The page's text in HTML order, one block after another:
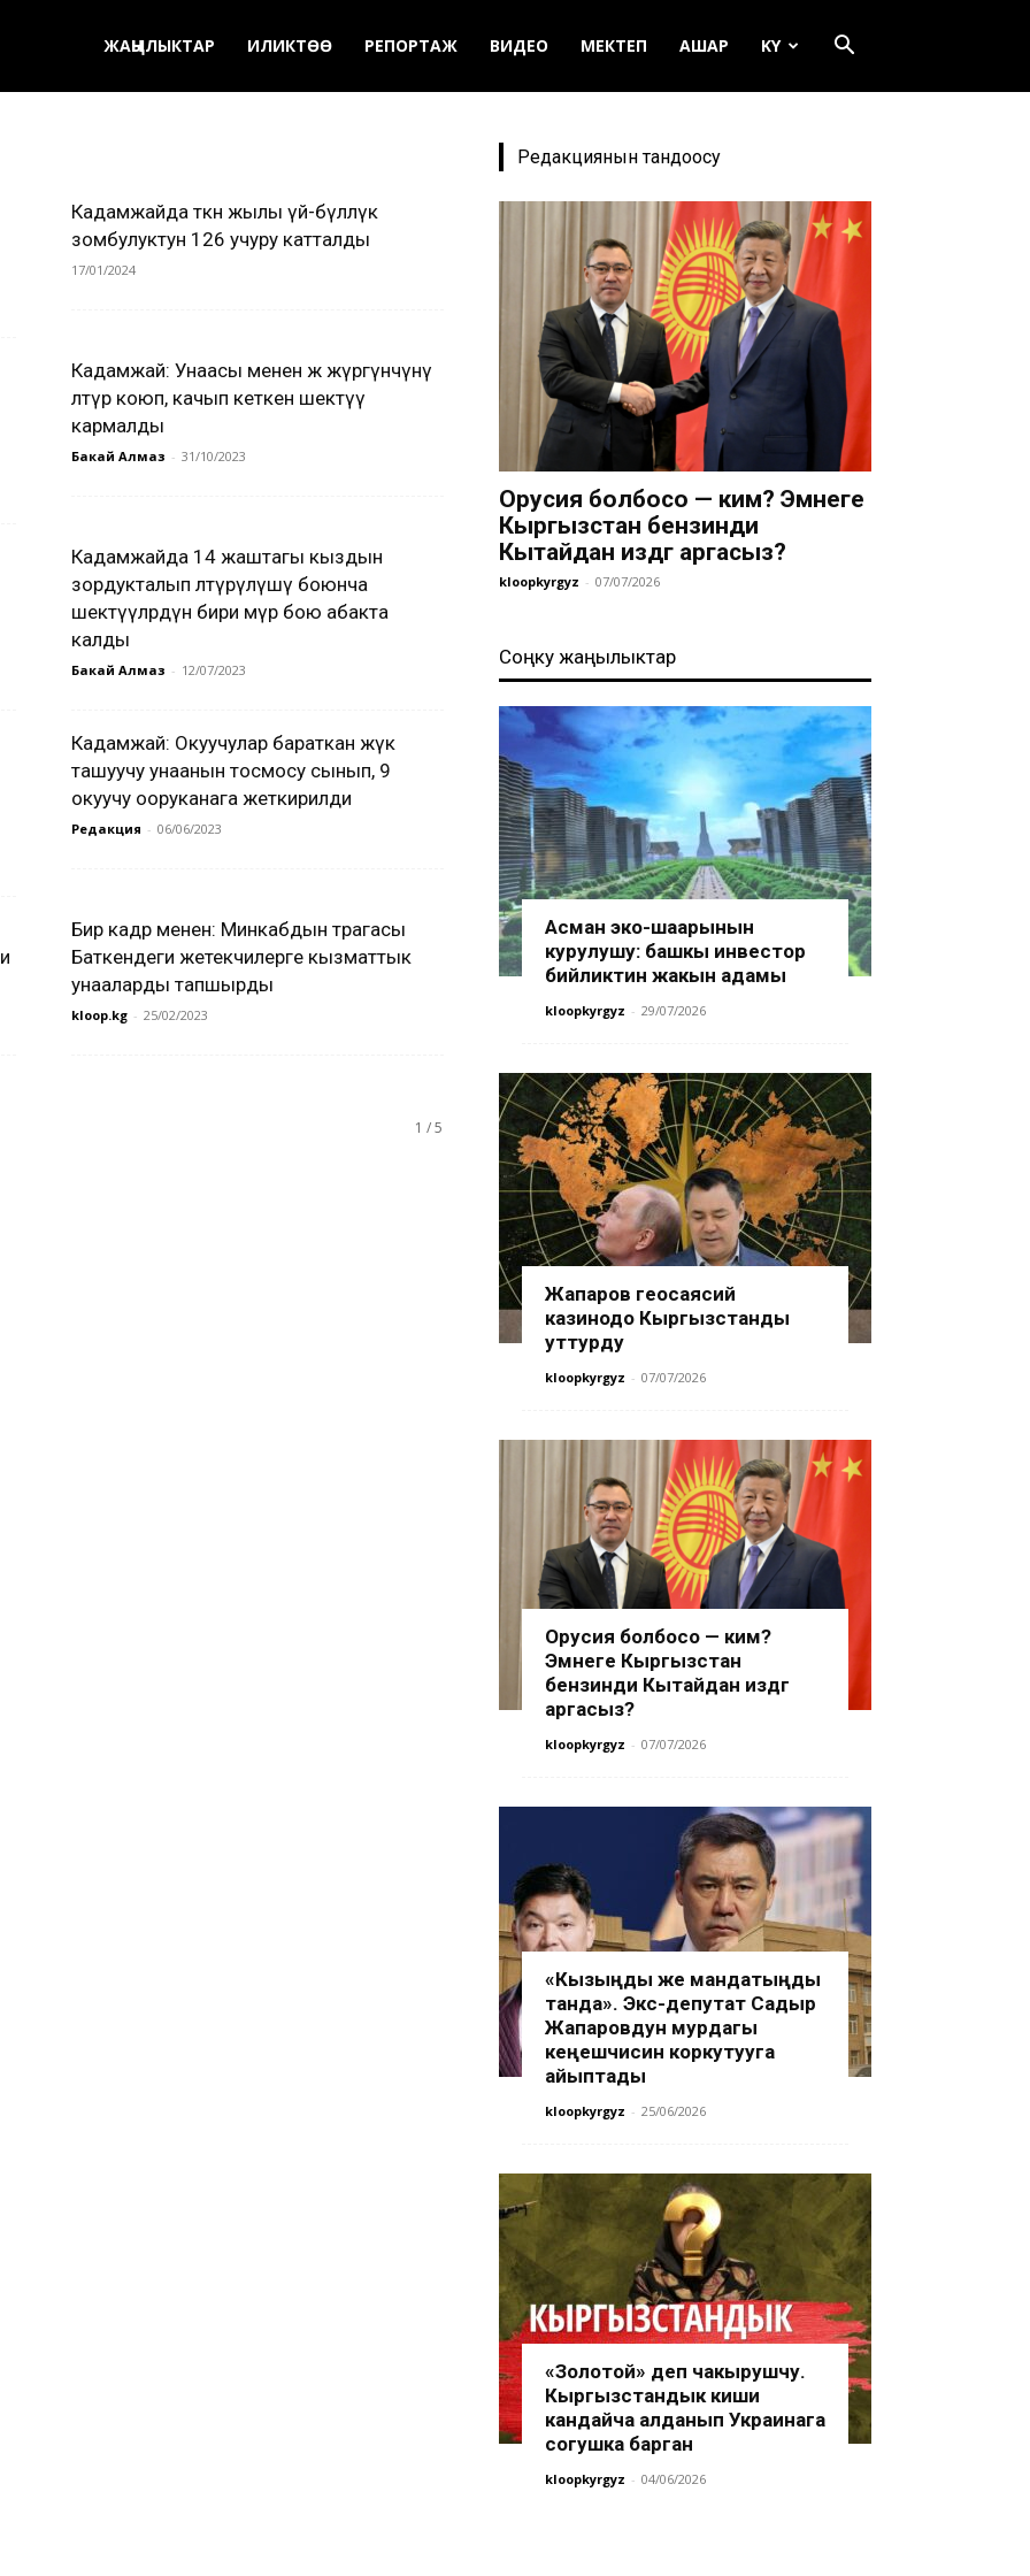
ЖАҢЫЛЫКТАР ИЛИКТӨӨ РЕПОРТАЖ ВИДЕО МЕКТЕП АШАР KY
Кадамжайда өткөн жылы үй-бүлөлүк
зомбулуктун 126 учуру катталды
17/01/2024
Кадамжай: Унаасы менен жөө жүргүнчүнү
өлтүрө коюп, качып кеткен шектүү
кармалды
Бакай Алмаз - 31/10/2023
Кадамжайда 14 жаштагы кыздын
зордукталып өлтүрүлүшү боюнча
шектүүлөрдүн бири өмүр бою абакта
калды
Бакай Алмаз - 12/07/2023
Кадамжай: Окуучулар бараткан жүк
ташуучу унаанын тосмосу сынып, 9
окуучу ооруканага жеткирилди
Редакция - 06/06/2023
Бир кадр менен: Минкабдын төрагасы
Баткендеги жетекчилерге кызматтык
унааларды тапшырды
kloop.kg - 25/02/2023
1 / 5
Редакциянын тандоосу
Орусия болбосо — ким? Эмнеге
Кыргызстан бензинди
Кытайдан издөөгө аргасыз?
kloopkyrgyz - 07/07/2026
Соңку жаңылыктар
Асман эко-шаарынын
курулушу: башкы инвестор
бийликтин жакын адамы
kloopkyrgyz - 29/07/2026
Жапаров геосаясий
казинодо Кыргызстанды
уттурду
kloopkyrgyz - 07/07/2026
Орусия болбосо — ким?
Эмнеге Кыргызстан
бензинди Кытайдан издөөгө
аргасыз?
kloopkyrgyz - 07/07/2026
«Кызыңды же мандатыңды
танда». Экс-депутат Садыр
Жапаровдун мурдагы
кеңешчисин коркутууга
айыптады
kloopkyrgyz - 25/06/2026
«Золотой» деп чакырушчу.
Кыргызстандык киши
кандайча алданып Украинага
согушка барган
kloopkyrgyz - 04/06/2026